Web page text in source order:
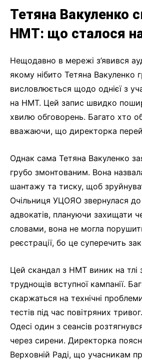
Тетяна Вакуленко
НМТ: що сталося
Нещодавно в мережі з’явився
якому нібито Тетяна Вакуленко
висловлюється щодо однієї з
на НМТ. Цей запис швидко
хвилю обговорень. Багато хто
вважаючи, що директорка
Однак сама Тетяна Вакуленко
грубо змонтованим. Вона
шантажу та тиску, щоб
Очільниця УЦОЯО звернулася до
адвокатів, плануючи захищати
словами, вона не могла
реєстрації, бо це суперечить
Цей скандал з НМТ виник на тлі
труднощів вступної кампанії.
скаржаться на технічні
тестів під час повітряних
Одесі один з сеансів
через сирени. Директорка
Верховній Раді, що учасникам